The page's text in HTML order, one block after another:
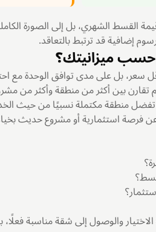
القسط الشهري، بل إلى الصورة
إضافية قد ترتبط بالتعاقد.
حسب ميزانيتك؟
سعر، بل على مدى توافق الوحدة مع
بين أكثر من منطقة وأكثر من
منطقة مكتملة نسبيًا من حيث
فرصة استثمارية أو مشروع حديث
والوصول إلى شقة مناسبة فعلًا،